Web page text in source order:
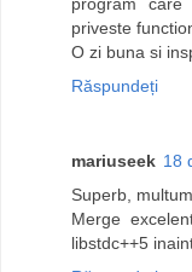
priveste
O zi buna si
Răspundeți
mariuseek 18
Superb,
Merge
libstdc++5